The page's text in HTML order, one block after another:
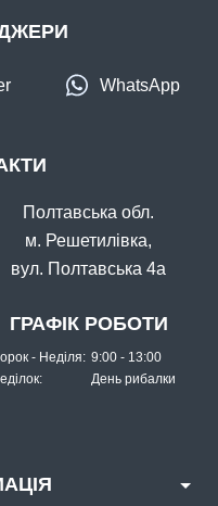
Полтавська обл.
м. Решетилівка,
вул. Полтавська 4а
ГРАФІК РОБОТИ
- Неділя: 9:00 - 13:00
День рибалки
WhatsApp